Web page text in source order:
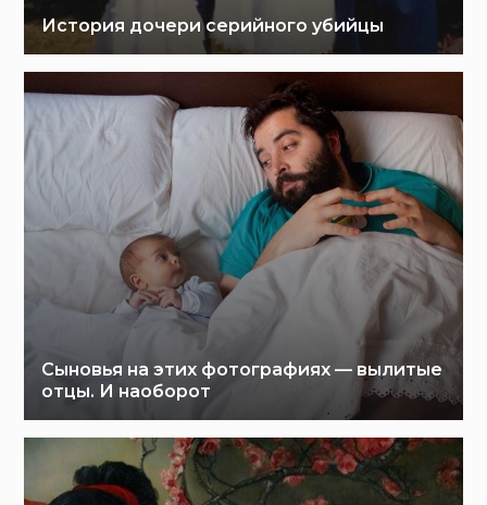
История дочери серийного убийцы
Сыновья на этих фотографиях — вылитые
отцы. И наоборот